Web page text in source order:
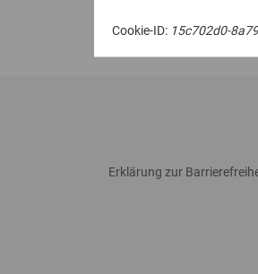
Erklärung zur
Cookie-ID: 15c702d0-